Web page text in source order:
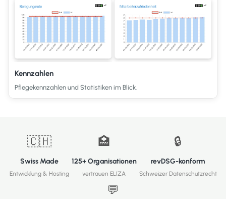
Kennzahlen
Pflegekennzahlen und Statistiken im Blick.
🇨🇭
Swiss Made
Entwicklung & Hosting
🏥
125+ Organisationen
vertrauen ELIZA
🔒
revDSG-konform
Schweizer Datenschutzrecht
💬